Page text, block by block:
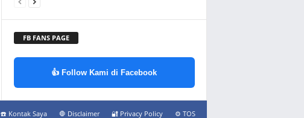
FB FANS PAGE
👍 Follow Kami di Facebook
☎️ Kontak Saya 🛑 Disclaimer 🔐 Privacy Policy ⚙️ TOS